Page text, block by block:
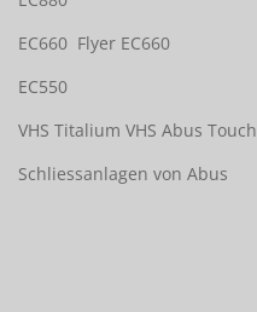
EC660 Flyer EC660
EC550
VHS Titalium VHS Abus Touch
Schliessanlagen von Abus